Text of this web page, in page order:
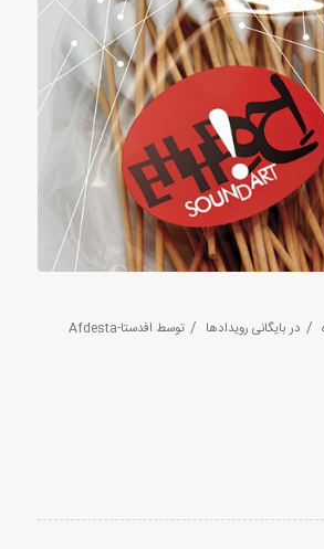
/ در بایگانی رویدادها / توسط افدستا-Afdesta